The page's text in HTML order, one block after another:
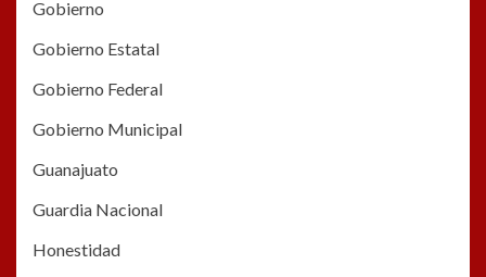
Gobierno
Gobierno Estatal
Gobierno Federal
Gobierno Municipal
Guanajuato
Guardia Nacional
Honestidad